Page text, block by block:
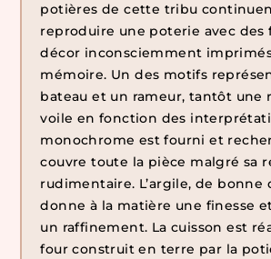
potières de cette tribu
reproduire une poterie avec des
décor inconsciemment
mémoire. Un des motifs
bateau et un rameur, tantôt une
voile en fonction des
monochrome est fourni et
couvre toute la pièce malgré sa
rudimentaire. L’argile, de bonne
donne à la matière une finesse
un raffinement. La cuisson est
four construit en terre par la